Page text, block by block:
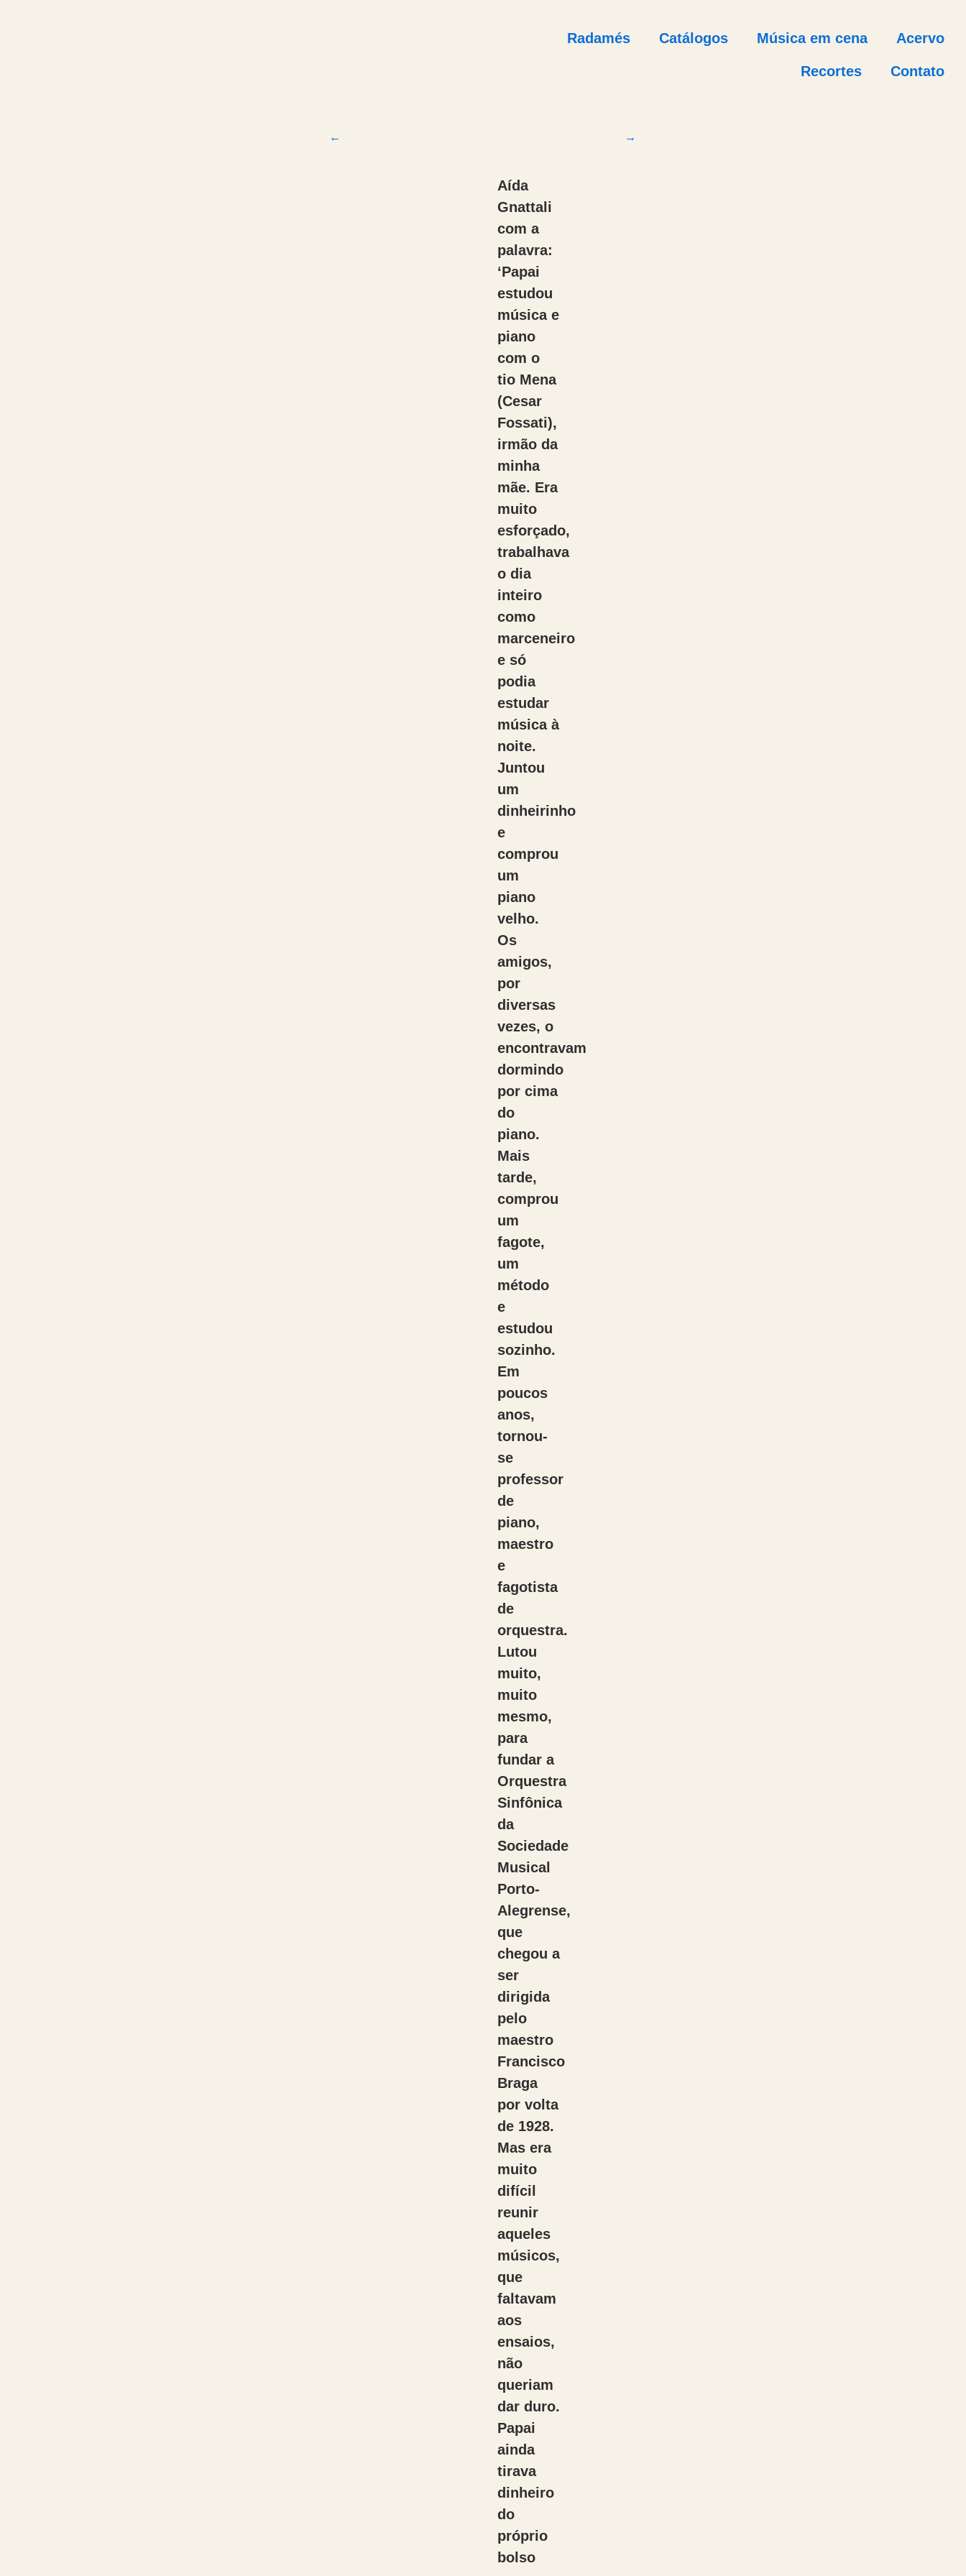
Radamés Catálogos Música em cena Acervo
Recortes Contato
← →
Aída
Gnattali
com a
palavra:
‘Papai
estudou
música e
piano
com o
tio Mena
(Cesar
Fossati),
irmão da
minha
mãe. Era
muito
esforçado,
trabalhava
o dia
inteiro
como
marceneiro
e só
podia
estudar
música à
noite.
Juntou
um
dinheirinho
e
comprou
um
piano
velho.
Os
amigos,
por
diversas
vezes, o
encontravam
dormindo
por cima
do
piano.
Mais
tarde,
comprou
um
fagote,
um
método
e
estudou
sozinho.
Em
poucos
anos,
tornou-
se
professor
de
piano,
maestro
e
fagotista
de
orquestra.
Lutou
muito,
muito
mesmo,
para
fundar a
Orquestra
Sinfônica
da
Sociedade
Musical
Porto-
Alegrense,
que
chegou a
ser
dirigida
pelo
maestro
Francisco
Braga
por volta
de 1928.
Mas era
muito
difícil
reunir
aqueles
músicos,
que
faltavam
aos
ensaios,
não
queriam
dar duro.
Papai
ainda
tirava
dinheiro
do
próprio
bolso